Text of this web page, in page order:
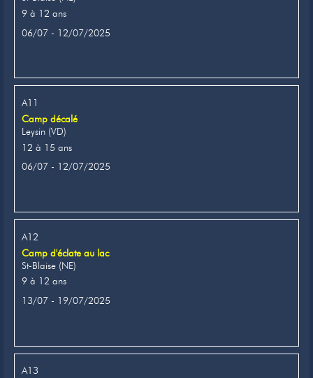
9 à 12 ans
06/07 - 12/07/2025
A11
Camp décalé
Leysin (VD)
12 à 15 ans
06/07 - 12/07/2025
A12
Camp d'éclate au lac
St-Blaise (NE)
9 à 12 ans
13/07 - 19/07/2025
A13